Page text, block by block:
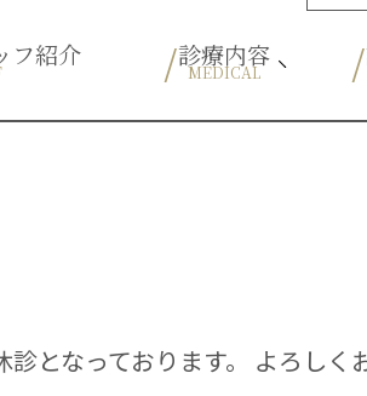
フ紹介 診療内容
MEDICAL
小児矯正
ホワイトニング
となっております。 よろしく